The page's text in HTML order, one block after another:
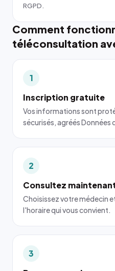
RGPD.
Comment
téléconsultation
1
Inscription gratuite
Vos informations sont
sécurisés, agréés Données
2
Consultez
Choisissez votre médecin
l'horaire qui vous convient.
3